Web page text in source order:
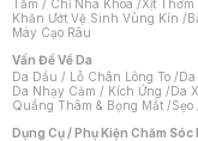
Tăm / Chỉ Nha Khoa /Xịt Thơm
Khăn Ướt Vệ Sinh Vùng Kín /
Máy Cạo Râu
Vấn Đề Về Da
Da Dầu / Lỗ Chân Lông To /
Da Nhạy Cảm / Kích Ứng /Da
Quầng Thâm & Bọng Mắt /Sẹo
Dụng Cụ / Phụ Kiện Chăm Sóc